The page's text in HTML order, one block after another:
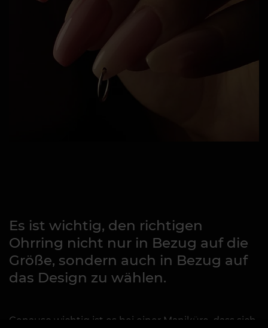
Es ist wichtig, den richtigen
Ohrring nicht nur in Bezug auf die
Größe, sondern auch in Bezug auf
das Design zu wählen.
Genauso wichtig ist es bei einer Maniküre, dass sich